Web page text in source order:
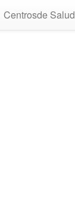
Centrosde Salud